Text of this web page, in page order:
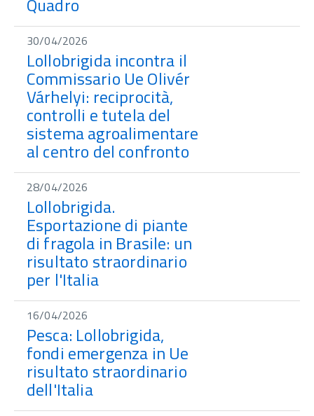
Quadro
30/04/2026
Lollobrigida incontra il
Commissario Ue Olivér
Várhelyi: reciprocità,
controlli e tutela del
sistema agroalimentare
al centro del confronto
28/04/2026
Lollobrigida.
Esportazione di piante
di fragola in Brasile: un
risultato straordinario
per l'Italia
16/04/2026
Pesca: Lollobrigida,
fondi emergenza in Ue
risultato straordinario
dell'Italia